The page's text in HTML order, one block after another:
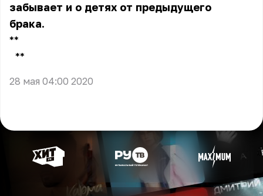
забывает и о детях от предыдущего
брака.
**
**
28 мая 04:00 2020